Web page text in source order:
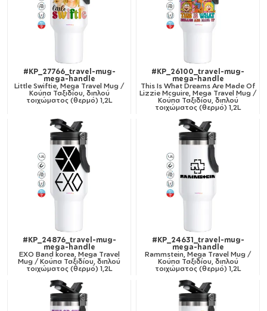
#KP_27766_travel-mug-
mega-handle
Little Swiftie, Mega Travel Mug /
Κούπα Ταξιδίου, διπλού
τοιχώματος (θερμό) 1,2L
#KP_26100_travel-mug-
mega-handle
This Is What Dreams Are Made Of
Lizzie Mcguire, Mega Travel Mug /
Κούπα Ταξιδίου, διπλού
τοιχώματος (θερμό) 1,2L
#KP_24876_travel-mug-
mega-handle
EXO Band korea, Mega Travel
Mug / Κούπα Ταξιδίου, διπλού
τοιχώματος (θερμό) 1,2L
#KP_24631_travel-mug-
mega-handle
Rammstein, Mega Travel Mug /
Κούπα Ταξιδίου, διπλού
τοιχώματος (θερμό) 1,2L